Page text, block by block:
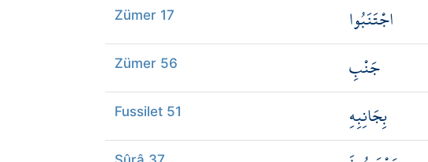
Zümer 17 اجْتَنَبُوا
Zümer 56 جَنْبِ
Fussilet 51 بِجَانِبِهِ